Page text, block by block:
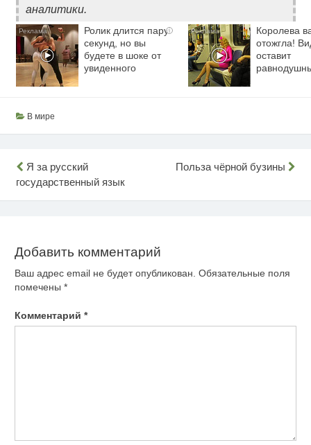
аналитики.
i
Ролик длится пару
секунд, но вы
будете в шоке от
увиденного
Королева
отожгла!
оставит
В мире
Навигация
по
Я за русский
государственный язык
Польза чёрной бузины
Добавить комментарий
Ваш адрес email не будет опубликован. Обязательные поля
помечены *
Комментарий *